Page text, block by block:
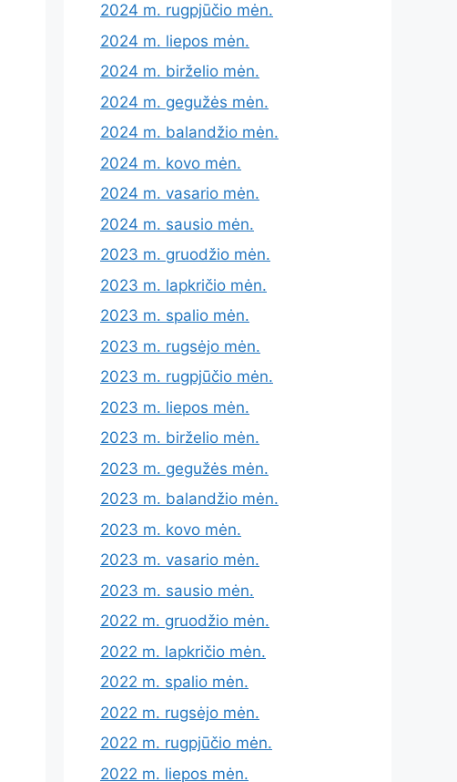
2024 m. rugpjūčio mėn.
2024 m. liepos mėn.
2024 m. birželio mėn.
2024 m. gegužės mėn.
2024 m. balandžio mėn.
2024 m. kovo mėn.
2024 m. vasario mėn.
2024 m. sausio mėn.
2023 m. gruodžio mėn.
2023 m. lapkričio mėn.
2023 m. spalio mėn.
2023 m. rugsėjo mėn.
2023 m. rugpjūčio mėn.
2023 m. liepos mėn.
2023 m. birželio mėn.
2023 m. gegužės mėn.
2023 m. balandžio mėn.
2023 m. kovo mėn.
2023 m. vasario mėn.
2023 m. sausio mėn.
2022 m. gruodžio mėn.
2022 m. lapkričio mėn.
2022 m. spalio mėn.
2022 m. rugsėjo mėn.
2022 m. rugpjūčio mėn.
2022 m. liepos mėn.